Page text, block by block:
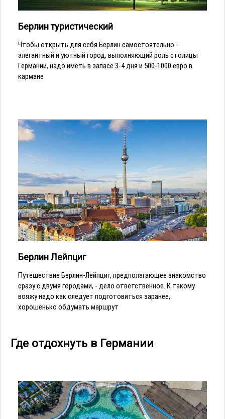
Берлин туристический
Чтобы открыть для себя Берлин самостоятельно -
элегантный и уютный город, выполняющий роль столицы
Германии, надо иметь в запасе 3-4 дня и 500-1000 евро в
кармане
Берлин Лейпциг
Путешествие Берлин-Лейпциг, предполагающее знакомство
сразу с двумя городами, - дело ответственное. К такому
вояжу надо как следует подготовиться заранее,
хорошенько обдумать маршрут
Где отдохнуть в Германии